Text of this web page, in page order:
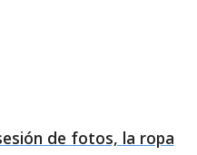
de fotos, la ropa